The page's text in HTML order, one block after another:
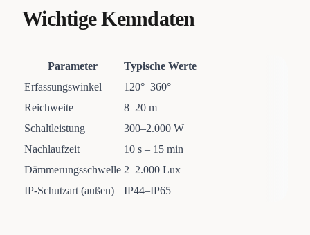
Wichtige Kenndaten
Parameter
Typische Werte
Erfassungswinkel
120°–360°
Reichweite
8–20 m
Schaltleistung
300–2.000 W
Nachlaufzeit
10 s – 15 min
Dämmerungsschwelle 2–2.000 Lux
IP-Schutzart (außen)
IP44–IP65